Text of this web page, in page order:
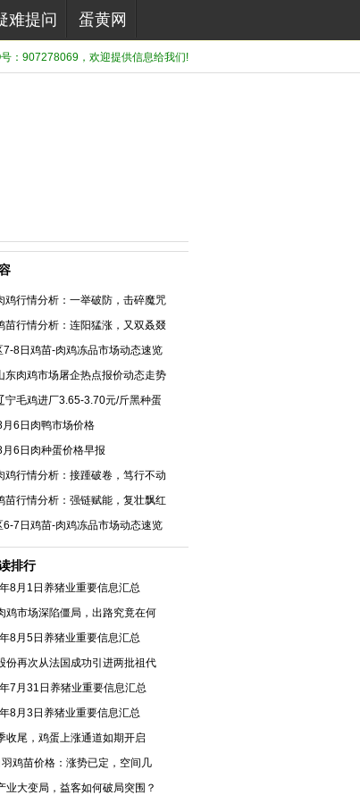
难提问 蛋黄网
：907278069，欢迎提供信息给我们!
鸡行情分析：一举破防，击碎魔咒
苗行情分析：连阳猛涨，又双叒叕
7-8日鸡苗-肉鸡冻品市场动态速览
东肉鸡市场屠企热点报价动态走势
宁毛鸡进厂3.65-3.70元/斤黑种蛋
6日肉鸭市场价格
6日肉种蛋价格早报
鸡行情分析：接踵破卷，笃行不动
苗行情分析：强链赋能，复壮飘红
6-7日鸡苗-肉鸡冻品市场动态速览
排行
8月1日养猪业重要信息汇总
鸡市场深陷僵局，出路究竟在何
8月5日养猪业重要信息汇总
份再次从法国成功引进两批祖代
7月31日养猪业重要信息汇总
8月3日养猪业重要信息汇总
收尾，鸡蛋上涨通道如期开启
鸡苗价格：涨势已定，空间几
业大变局，益客如何破局突围？